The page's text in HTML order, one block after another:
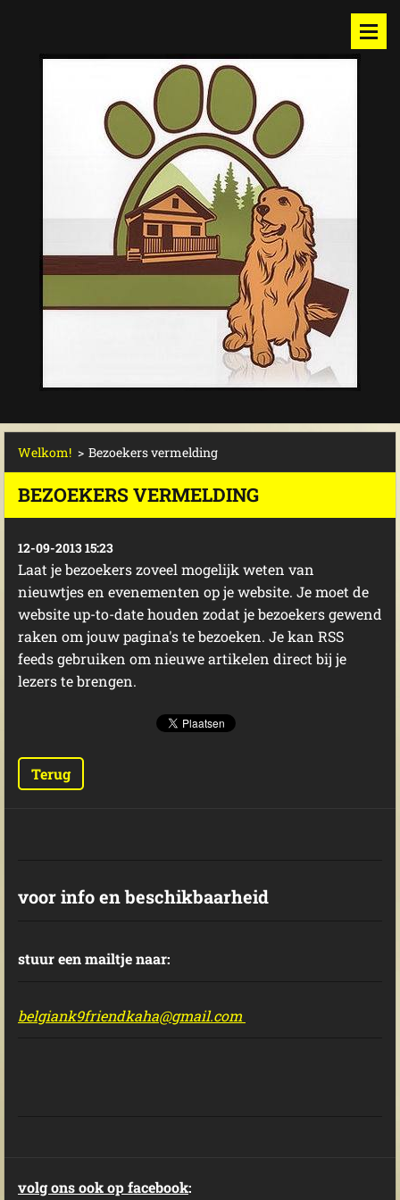
Welkom! > Bezoekers vermelding
BEZOEKERS VERMELDING
12-09-2013 15:23
Laat je bezoekers zoveel mogelijk weten van
nieuwtjes en evenementen op je website. Je moet de
website up-to-date houden zodat je bezoekers gewend
raken om jouw pagina's te bezoeken. Je kan RSS
feeds gebruiken om nieuwe artikelen direct bij je
lezers te brengen.
Terug
voor info en beschikbaarheid
stuur een mailtje naar:
belgiank9friendkaha@gmail.com
volg ons ook op facebook: